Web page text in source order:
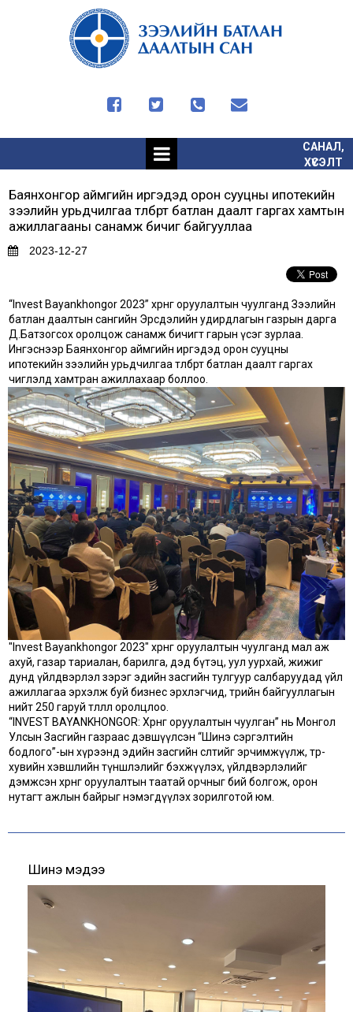
   
САНАЛ,
ХҮСЭЛТ
Баянхонгор аймгийн иргэдэд орон сууцны ипотекийн
зээлийн урьдчилгаа төлбөрт батлан даалт гаргах хамтын
ажиллагааны санамж бичиг байгууллаа
2023-12-27
“Invest Bayankhongor 2023” хөрөнгө оруулалтын чуулганд Зээлийн
батлан даалтын сангийн Эрсдэлийн удирдлагын газрын дарга
Д.Батзогсох оролцож санамж бичигт гарын үсэг зурлаа.
Ингэснээр Баянхонгор аймгийн иргэдэд орон сууцны
ипотекийн зээлийн урьдчилгаа төлбөрт батлан даалт гаргах
чиглэлд хамтран ажиллахаар боллоо.
"Invest Bayankhongor 2023" хөрөнгө оруулалтын чуулганд мал аж
ахуй, газар тариалан, барилга, дэд бүтэц, уул уурхай, жижиг
дунд үйлдвэрлэл зэрэг эдийн засгийн тулгуур салбаруудад үйл
ажиллагаа эрхэлж буй бизнес эрхлэгчид, төрийн байгууллагын
нийт 250 гаруй төлөөлөл оролцлоо.
“INVEST BAYANKHONGOR: Хөрөнгө оруулалтын чуулган” нь Монгол
Улсын Засгийн газраас дэвшүүлсэн “Шинэ сэргэлтийн
бодлого”-ын хүрээнд эдийн засгийн өсөлтийг эрчимжүүлж, төр-
хувийн хэвшлийн түншлэлийг бэхжүүлэх, үйлдвэрлэлийг
дэмжсэн хөрөнгө оруулалтын таатай орчныг бий болгож, орон
нутагт ажлын байрыг нэмэгдүүлэх зорилготой юм.
Шинэ мэдээ